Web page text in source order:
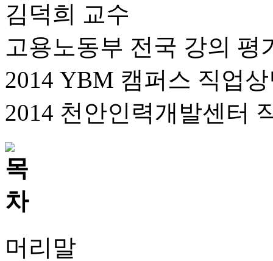
김덕희 교수
고용노동부 전국 강의 평
2014 YBM 캠퍼스 직업
2014 천안인력개발센터
머리말